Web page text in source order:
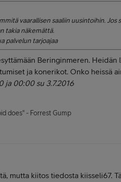
vaarallisen saaliin uusintoihin.
takia näkemättä.
palvelun tarjoajaa
Beringinmeren. Heidän
ja konerikot. Onko heissä
ja 00:00 su 3.7.2016
does" - Forrest Gump
mutta kiitos tiedosta kiisseli67.